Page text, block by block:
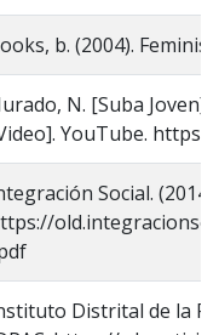
b. (2004).
N. [Suba
YouTube.
Social.
Distrital de la